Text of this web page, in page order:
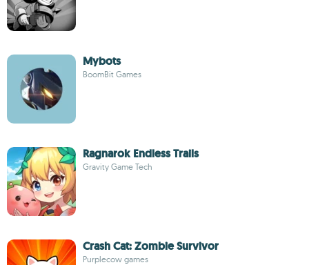
Mybots
BoomBit Games
Ragnarok Endless Trails
Gravity Game Tech
Crash Cat: Zombie Survivor
Purplecow games